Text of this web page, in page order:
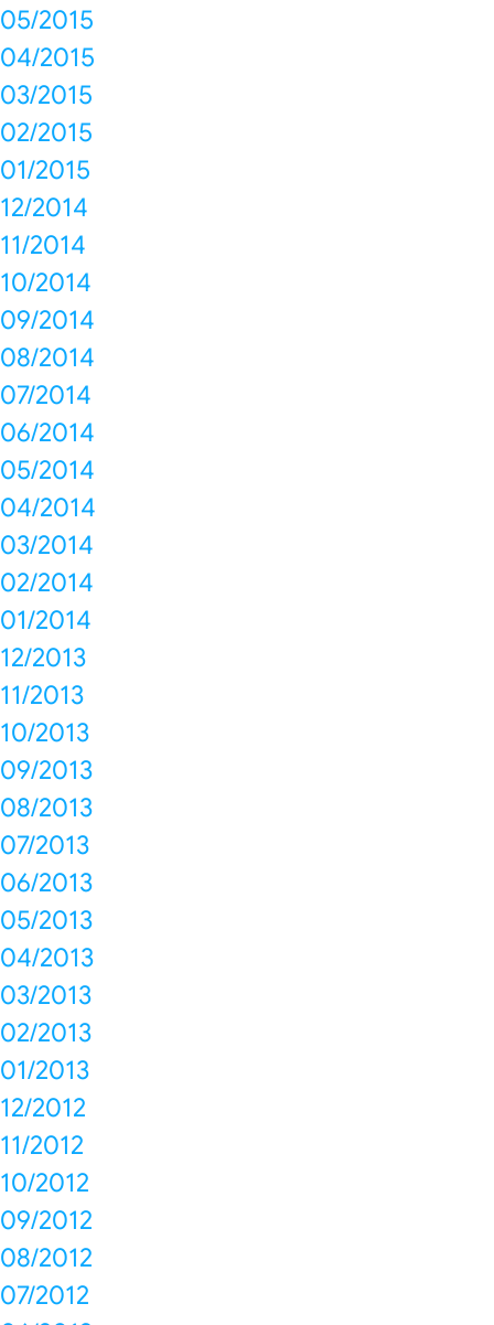
05/2015
04/2015
03/2015
02/2015
01/2015
12/2014
11/2014
10/2014
09/2014
08/2014
07/2014
06/2014
05/2014
04/2014
03/2014
02/2014
01/2014
12/2013
11/2013
10/2013
09/2013
08/2013
07/2013
06/2013
05/2013
04/2013
03/2013
02/2013
01/2013
12/2012
11/2012
10/2012
09/2012
08/2012
07/2012